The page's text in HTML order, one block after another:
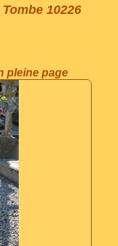
10226
pleine page